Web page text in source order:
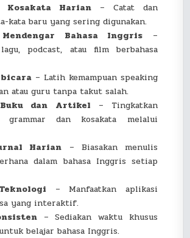
Kosakata Harian – Catat dan
kata baru yang sering digunakan.
Bahasa Inggris –
podcast, atau film berbahasa
– Latih kemampuan speaking
atau guru tanpa takut salah.
Buku dan Artikel – Tingkatkan
grammar dan kosakata melalui
Harian – Biasakan menulis
dalam bahasa Inggris setiap
– Manfaatkan aplikasi
yang interaktif.
– Sediakan waktu khusus
belajar bahasa Inggris.